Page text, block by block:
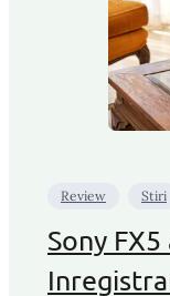
Review Stiri
Sony